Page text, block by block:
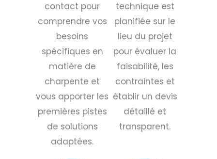
contact pour
comprendre vos
besoins
spécifiques en
matière de
charpente et
vous apporter les
premières pistes
de solutions
adaptées.
technique est
planifiée sur le
lieu du projet
pour évaluer la
faisabilité, les
contraintes et
établir un devis
détaillé et
transparent.